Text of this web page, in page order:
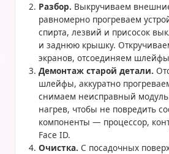
Разбор. Выкручиваем
равномерно прогреваем
спирта, лезвий и присосок
и заднюю крышку.
экранов, отсоединяем
Демонтаж старой детали.
шлейфы, аккуратно
снимаем неисправный
нагрев, чтобы не повредить
компоненты — процессор,
Face ID.
Очистка. С посадочных